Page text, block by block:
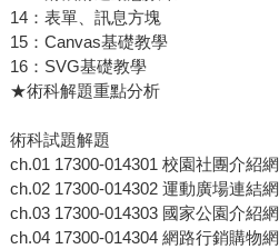
14：表單、訊息方塊
15：Canvas基礎教學
16：SVG基礎教學
★術科解題重點分析
術科試題解題
ch.01 17300-014301 校園社團介紹網
ch.02 17300-014302 運動廣場連結網
ch.03 17300-014303 國家公園介紹網
ch.04 17300-014304 網路行銷購物網